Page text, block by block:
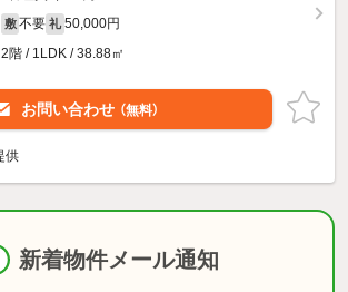
敷 不要 礼 50,000円
2階 / 1LDK / 38.88㎡
お問い合わせ （無料）
供
新着物件メール通知